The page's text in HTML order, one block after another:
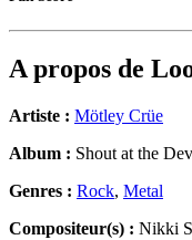
A propos de
Artiste : Mötley Crüe
Album : Shout at the
Genres : Rock, Metal
Compositeur(s) : Nikki